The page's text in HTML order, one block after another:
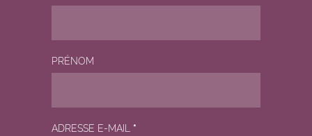
PRÉNOM
ADRESSE E-MAIL *